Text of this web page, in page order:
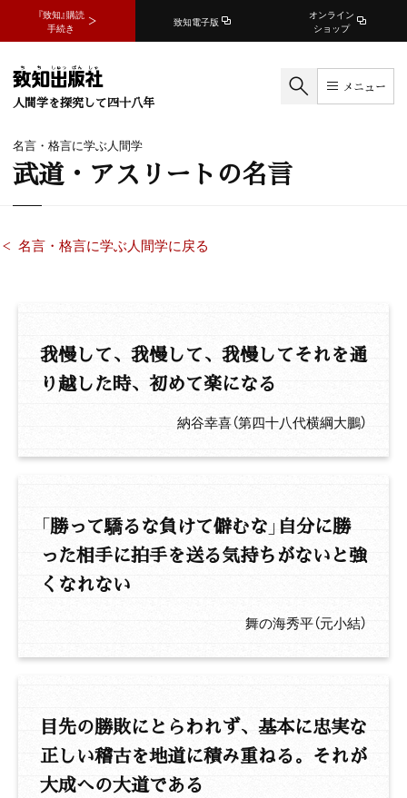
『致知』購読
手続き
致知電子版
オンライン
ショップ
人間学を探究して四十八年
メニュー
名言・格言に学ぶ人間学
武道・アスリートの名言
名言・格言に学ぶ人間学に戻る
我慢して、我慢して、我慢してそれを通
り越した時、初めて楽になる
納谷幸喜（第四十八代横綱大鵬）
「勝って驕るな負けて僻むな」自分に勝
った相手に拍手を送る気持ちがないと強
くなれない
舞の海秀平（元小結）
目先の勝敗にとらわれず、基本に忠実な
正しい稽古を地道に積み重ねる。それが
大成への大道である